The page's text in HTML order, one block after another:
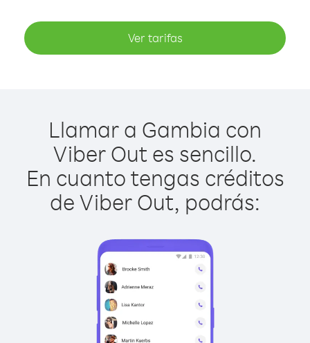
Ver tarifas
Llamar a Gambia con
Viber Out es sencillo.
En cuanto tengas créditos
de Viber Out, podrás: